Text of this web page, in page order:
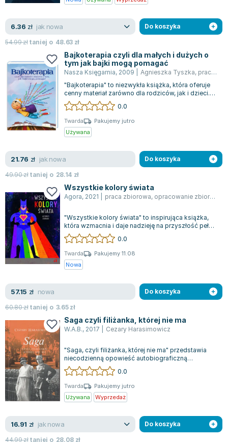
Książki do nauk przyrodniczych dla studentów
Książki do nauk społecznych dla studentów
Książki do nauk ścisłych dla studentów
Prawo - książki dla studentów
Technologia żywności - książki
Zarządzanie i marketing - książki
Nauka języków obcych - książki
Podręczniki dla nauczycieli - metodyka
Repetytoria, testy i materiały pomocnicze
Clive Cussler
Wanda Chotomska
Józef Ignacy Kraszewski
Clive Staples Lewis
Martyna Wojciechowska
Melissa De la Cruz
Blanka Lipińska
Jaś Kapela
Agatha Christie
Jan Pietrzak
Marcin Kowalczyk
Piotr Zychowicz
Joanna Jabłczyńska
Piotr Kościelny
Jan Piński
Zygmunt Freud
Agata Passent
Michel Moran
Jo Nesbo
Katarzyna Miller
Antoine de Saint Exupery
Lew Tołstoj
Mark Twain
Marcin Meller
Paulina Młynarska
ks. Piotr Pawlukiewicz
Jarosław Sokołowski
Michael Scott
Piotr Semka
6.36 zł jak nowa
54.99złtaniej o 48.63 zł
Do koszyka
Bajkoterapia czyli dla małych i dużych o
tym jak bajki mogą pomagać
Nasza Księgarnia, 2009 Agnieszka Tyszka, praca zbiorowa
"Bajkoterapia" to niezwykła książka, która oferuje
cenny materiał zarówno dla rodziców, jak i dzieci.
Stanowi ona nie tylko prakty...
0.0
Twarda
Pakujemy jutro
Używana
21.76 zł jak nowa
49.90złtaniej o 28.14 zł
Do koszyka
Wszystkie kolory świata
Agora, 2021 praca zbiorowa, opracowanie zbiorowe
"Wszystkie kolory świata" to inspirująca książka,
która wzmacnia i daje nadzieję na przyszłość pełną
akceptacji i różnorodności. Z...
0.0
Twarda
Pakujemy 11.08
Nowa
57.15 zł nowa
60.80złtaniej o 3.65zł
Do koszyka
Saga czyli filiżanka, której nie ma
W.A.B., 2017 Cezary Harasimowicz
"Saga, czyli filiżanka, której nie ma" przedstawia
niecodzienną opowieść autobiograficzną
autorstwa Cezarego Harasimowicza, ukazuj...
0.0
Twarda
Pakujemy jutro
Używana
Wyprzedaż
16.91 zł jak nowa
44.99złtaniej o 28.08 zł
Do koszyka